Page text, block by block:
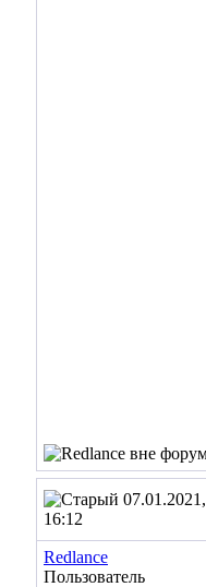
07.01.2021,
16:12
Redlance
Пользователь